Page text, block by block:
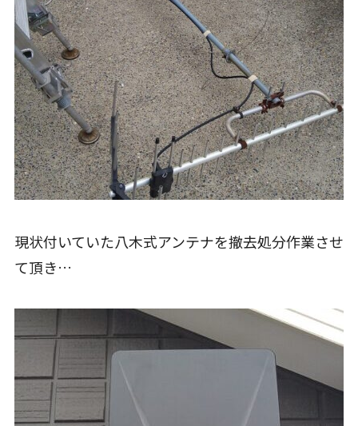
現状付いていた八木式アンテナを撤去処分作業させ
て頂き…